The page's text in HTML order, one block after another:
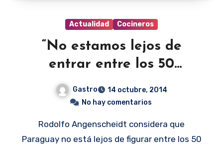
Actualidad Cocineros
“No estamos lejos de
entrar entre los 50
Gastro
14 octubre, 2014
No hay comentarios
Rodolfo Angenscheidt considera que
Paraguay no está lejos de figurar entre los 50